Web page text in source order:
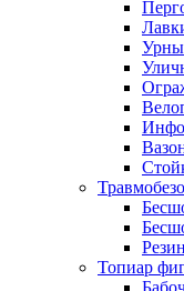
Урны
Топиар